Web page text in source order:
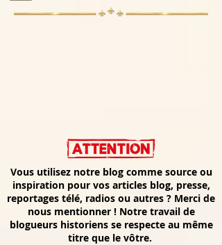
Vous utilisez notre blog comme source ou
inspiration pour vos articles blog, presse,
reportages télé, radios ou autres ? Merci de
nous mentionner ! Notre travail de
blogueurs historiens se respecte au même
titre que le vôtre.